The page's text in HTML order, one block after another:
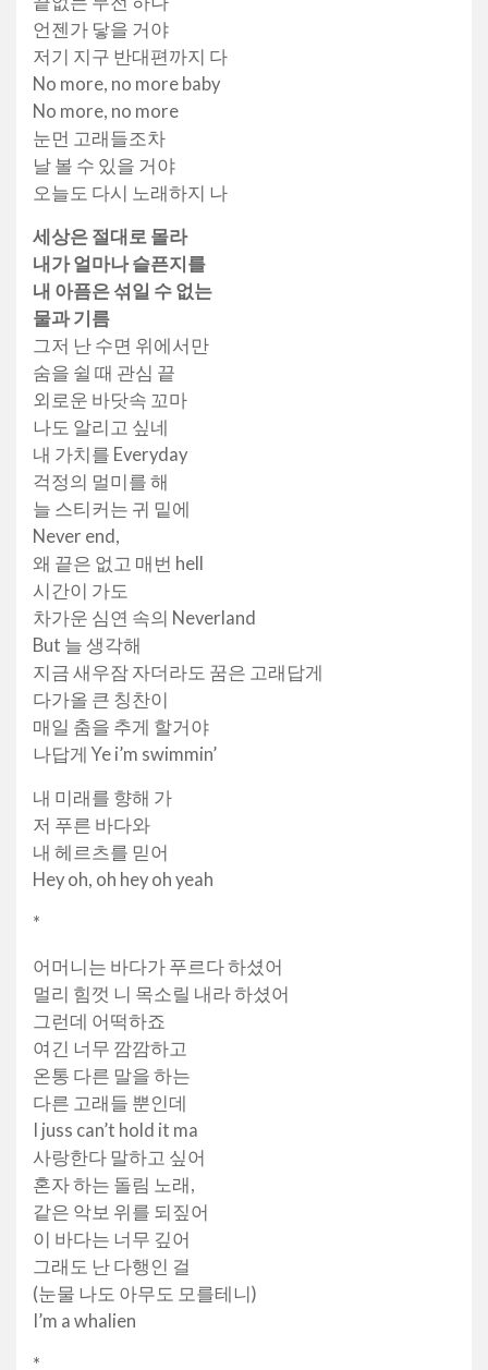
언젠가 닿을 거야
저기 지구 반대편까지 다
No more, no more baby
No more, no more
눈먼 고래들조차
날 볼 수 있을 거야
오늘도 다시 노래하지 나
세상은 절대로 몰라
내가 얼마나 슬픈지를
내 아픔은 섞일 수 없는
물과 기름
그저 난 수면 위에서만
숨을 쉴 때 관심 끝
외로운 바닷속 꼬마
나도 알리고 싶네
내 가치를 Everyday
걱정의 멀미를 해
늘 스티커는 귀 밑에
Never end,
왜 끝은 없고 매번 hell
시간이 가도
차가운 심연 속의 Neverland
But 늘 생각해
지금 새우잠 자더라도 꿈은 고래답게
다가올 큰 칭찬이
매일 춤을 추게 할거야
나답게 Ye i’m swimmin’
내 미래를 향해 가
저 푸른 바다와
내 헤르츠를 믿어
Hey oh, oh hey oh yeah
*
어머니는 바다가 푸르다 하셨어
멀리 힘껏 니 목소릴 내라 하셨어
그런데 어떡하죠
여긴 너무 깜깜하고
온통 다른 말을 하는
다른 고래들 뿐인데
I juss can’t hold it ma
사랑한다 말하고 싶어
혼자 하는 돌림 노래,
같은 악보 위를 되짚어
이 바다는 너무 깊어
그래도 난 다행인 걸
(눈물 나도 아무도 모를테니)
I’m a whalien
*